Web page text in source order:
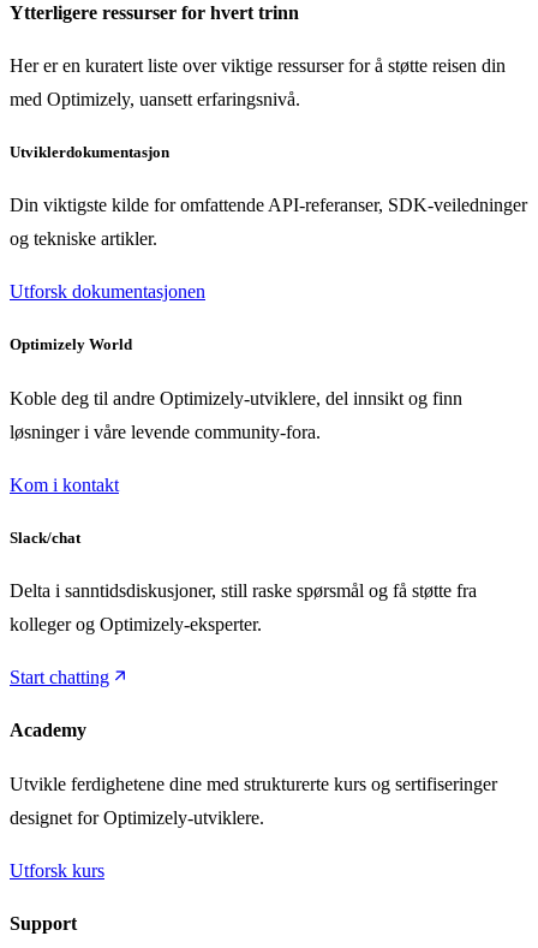
Ytterligere ressurser for hvert trinn
Her er en kuratert liste over viktige ressurser for å støtte reisen din
med Optimizely, uansett erfaringsnivå.
Utviklerdokumentasjon
Din viktigste kilde for omfattende API-referanser, SDK-veiledninger
og tekniske artikler.
Utforsk dokumentasjonen
Optimizely World
Koble deg til andre Optimizely-utviklere, del innsikt og finn
løsninger i våre levende community-fora.
Kom i kontakt
Slack/chat
Delta i sanntidsdiskusjoner, still raske spørsmål og få støtte fra
kolleger og Optimizely-eksperter.
Start chatting
Academy
Utvikle ferdighetene dine med strukturerte kurs og sertifiseringer
designet for Optimizely-utviklere.
Utforsk kurs
Support